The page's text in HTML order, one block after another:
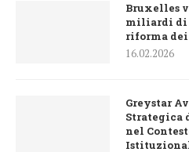
Bruxelles
miliardi di
riforma
16.02.2026
Greystar
Strategica
nel